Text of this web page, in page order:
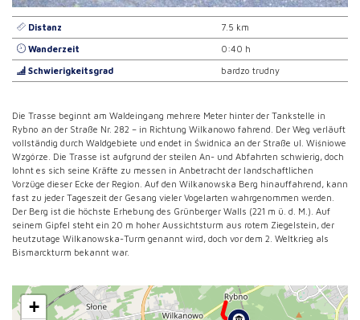
Distanz 7.5 km
Wanderzeit 0:40 h
Schwierigkeitsgrad bardzo trudny
Die Trasse beginnt am Waldeingang mehrere Meter hinter der Tankstelle in
Rybno an der Straße Nr. 282 – in Richtung Wilkanowo fahrend. Der Weg verläuft
vollständig durch Waldgebiete und endet in Świdnica an der Straße ul. Wiśniowe
Wzgórze. Die Trasse ist aufgrund der steilen An- und Abfahrten schwierig, doch
lohnt es sich seine Kräfte zu messen in Anbetracht der landschaftlichen
Vorzüge dieser Ecke der Region. Auf den Wilkanowska Berg hinauffahrend, kann
fast zu jeder Tageszeit der Gesang vieler Vogelarten wahrgenommen werden.
Der Berg ist die höchste Erhebung des Grünberger Walls (221 m ü. d. M.). Auf
seinem Gipfel steht ein 20 m hoher Aussichtsturm aus rotem Ziegelstein, der
heutzutage Wilkanowska-Turm genannt wird, doch vor dem 2. Weltkrieg als
Bismarckturm bekannt war.
+